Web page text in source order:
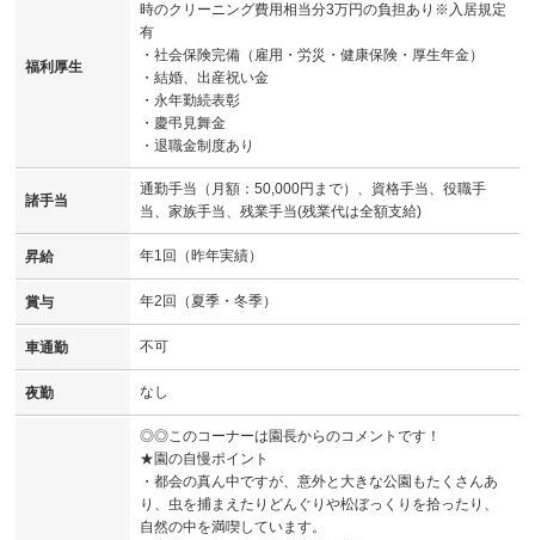
福利厚生
時のクリーニング費用相当分3万円の負担あり※入居規定
有
・社会保険完備（雇用・労災・健康保険・厚生年金）
・結婚、出産祝い金
・永年勤続表彰
・慶弔見舞金
・退職金制度あり
諸手当
通勤手当（月額：50,000円まで）、資格手当、役職手
当、家族手当、残業手当(残業代は全額支給)
昇給 年1回（昨年実績）
賞与 年2回（夏季・冬季）
車通勤 不可
夜勤 なし
◎◎このコーナーは園長からのコメントです！
★園の自慢ポイント
・都会の真ん中ですが、意外と大きな公園もたくさんあ
り、虫を捕まえたりどんぐりや松ぼっくりを拾ったり、
自然の中を満喫しています。